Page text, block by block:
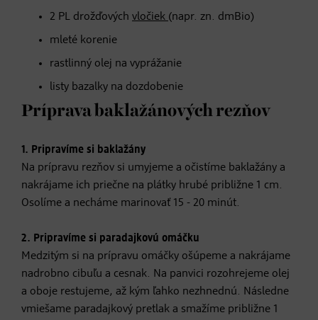
2 PL drožďových vločiek (napr. zn. dmBio)
mleté korenie
rastlinný olej na vyprážanie
listy bazalky na dozdobenie
Príprava baklažánových rezňov
1. Pripravíme si baklažány
Na prípravu rezňov si umyjeme a očistíme baklažány a
nakrájame ich priečne na plátky hrubé približne 1 cm.
Osolíme a necháme marinovať 15 - 20 minút.
2. Pripravíme si paradajkovú omáčku
Medzitým si na prípravu omáčky ošúpeme a nakrájame
nadrobno cibuľu a cesnak. Na panvici rozohrejeme olej
a oboje restujeme, až kým ľahko nezhnednú. Následne
vmiešame paradajkový pretlak a smažíme približne 1